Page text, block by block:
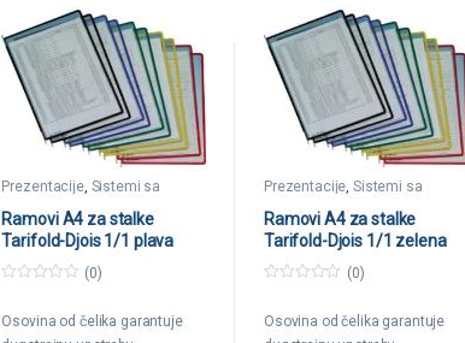
Prezentacije, Sistemi sa
Ramovi A4 za stalke
Tarifold-Djois 1/1 plava
u
(0)
Osovina od čelika garantuje
Prezentacije ,Sistemi sa
Ramovi A4 za stalke
Tarifold-Djois 1/1 zelena
u
(0)
Osovina od čelika garantuje